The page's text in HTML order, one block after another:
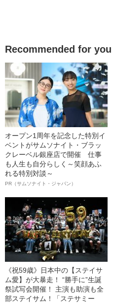
Recommended for you
オープン1周年を記念した特別イ
ベントがサムソナイト・ブラッ
クレーベル銀座店で開催 仕事
も人生も自分らしく～笑顔あふ
れる特別対談～
PR（サムソナイト・ジャパン）
《祝59歳》日本中の【ステイサ
ム愛】が大暴走！ “勝手に”生誕
祭試写会開催！ 主演も助演も全
部ステイサム！「ステサミー